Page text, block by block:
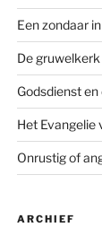
Een zondaar
De
Godsdienst
Het Evangelie
Onrustig of
ARCHIEF